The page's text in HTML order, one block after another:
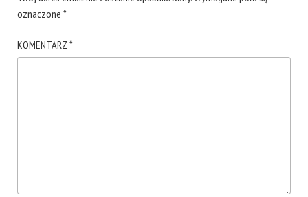
oznaczone *
KOMENTARZ *